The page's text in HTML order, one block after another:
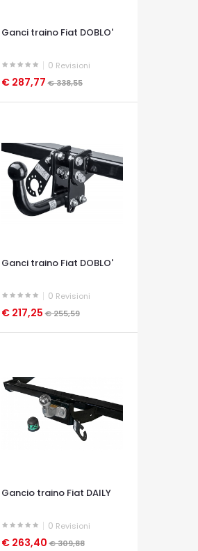
Ganci traino Fiat DOBLO'
0 Revisioni
€ 287,77€ 338,55
OCCHIATA VELOCE
Ganci traino Fiat DOBLO'
0 Revisioni
€ 217,25€ 255,59
OCCHIATA VELOCE
Gancio traino Fiat DAILY
0 Revisioni
€ 263,40€ 309,88